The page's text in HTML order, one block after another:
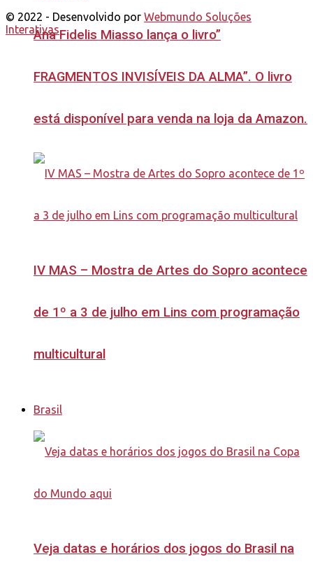
Ana Fidelis Miasso lança o livro”
FRAGMENTOS INVISÍVEIS DA ALMA”. O livro
está disponível para venda na loja da Amazon.
IV MAS – Mostra de Artes do Sopro acontece
de 1º a 3 de julho em Lins com programação
multicultural
Brasil
Veja datas e horários dos jogos do Brasil na
© 2022 - Desenvolvido por Webmundo Soluções
Interativas